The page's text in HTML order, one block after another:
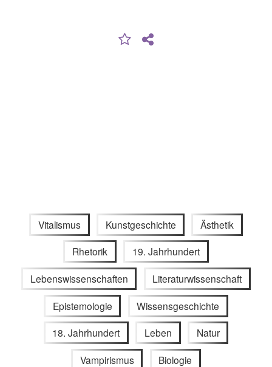
Vitalismus Kunstgeschichte Ästhetik
Rhetorik 19. Jahrhundert
Lebenswissenschaften Literaturwissenschaft
Epistemologie Wissensgeschichte
18. Jahrhundert Leben Natur
Vampirismus Biologie